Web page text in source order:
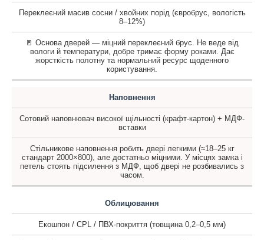
Переклеєний масив сосни / хвойних порід (євробрус, вологість
8–12%)
🚪 Основа дверей — міцний переклеєний брус. Не веде від
вологи й температури, добре тримає форму роками. Дає
жорсткість полотну та нормальний ресурс щоденного
користування.
Наповнення
Сотовий наповнювач високої щільності (крафт-картон) + МДФ-
вставки
Стільникове наповнення робить двері легкими (≈18–25 кг
стандарт 2000×800), але достатньо міцними. У місцях замка і
петель стоять підсилення з МДФ, щоб двері не розбивались з
часом.
Облицювання
Екошпон / CPL / ПВХ-покриття (товщина 0,2–0,5 мм)